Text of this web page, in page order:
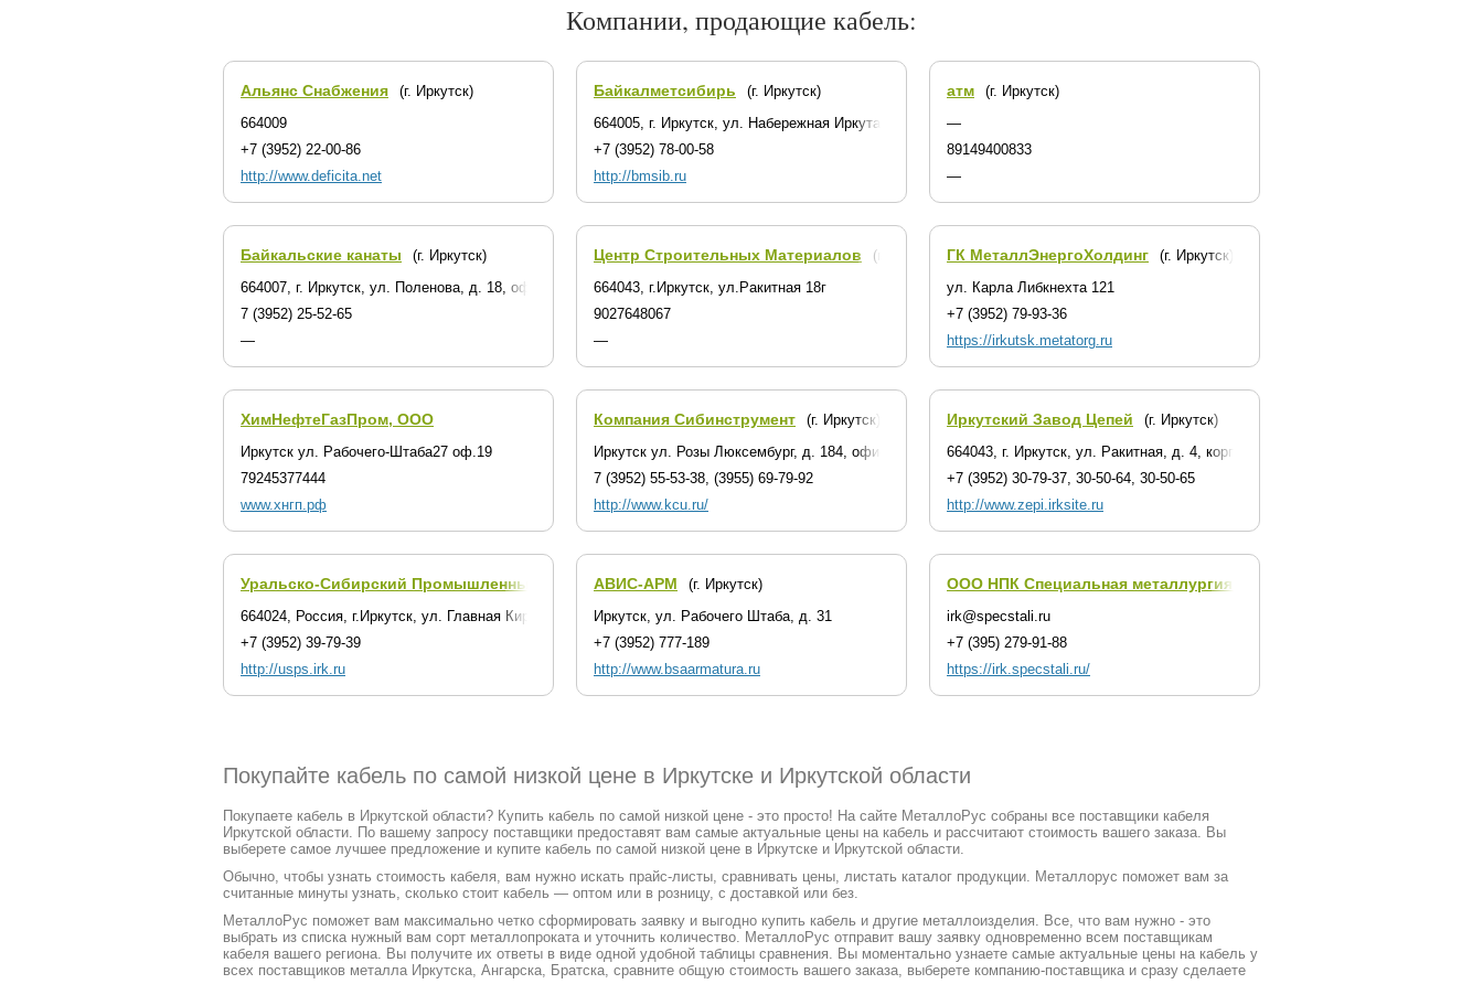
Компании, продающие кабель:
Альянс Снабжения
(г. Иркутск)
664009
+7 (3952) 22-00-86
http://www.deficita.net
Байкалметсибирь
(г. Иркутск)
664005, г. Иркутск, ул. Набережная Иркута, 1А
+7 (3952) 78-00-58
http://bmsib.ru
атм
(г. Иркутск)
—
89149400833
—
Байкальские канаты
(г. Иркутск)
664007, г. Иркутск, ул. Поленова, д. 18, оф. 318
7 (3952) 25-52-65
—
Центр Строительных Материалов
(г. Иркутск)
664043, г.Иркутск, ул.Ракитная 18г
9027648067
—
ГК МеталлЭнергоХолдинг
(г. Иркутск)
ул. Карла Либкнехта 121
+7 (3952) 79-93-36
https://irkutsk.metatorg.ru
ХимНефтеГазПром, ООО
Иркутск ул. Рабочего-Штаба27 оф.19
79245377444
www.хнгп.рф
Компания Сибинструмент
(г. Иркутск)
Иркутск ул. Розы Люксембург, д. 184, офис 215
7 (3952) 55-53-38, (3955) 69-79-92
http://www.kcu.ru/
Иркутский Завод Цепей
(г. Иркутск)
664043, г. Иркутск, ул. Ракитная, д. 4, корп. 1
+7 (3952) 30-79-37, 30-50-64, 30-50-65
http://www.zepi.irksite.ru
Уральско-Сибирский Промышленный Союз
(г. Иркутск)
664024, Россия, г.Иркутск, ул. Главная Кировская, д. 47
+7 (3952) 39-79-39
http://usps.irk.ru
АВИС-АРМ
(г. Иркутск)
Иркутск, ул. Рабочего Штаба, д. 31
+7 (3952) 777-189
http://www.bsaarmatura.ru
ООО НПК Специальная металлургия - Иркутск
irk@specstali.ru
+7 (395) 279-91-88
https://irk.specstali.ru/
Покупайте кабель по самой низкой цене в Иркутске и Иркутской области
Покупаете кабель в Иркутской области? Купить кабель по самой низкой цене - это просто! На сайте МеталлоРус собраны все поставщики кабеля
Иркутской области. По вашему запросу поставщики предоставят вам самые актуальные цены на кабель и рассчитают стоимость вашего заказа. Вы
выберете самое лучшее предложение и купите кабель по самой низкой цене в Иркутске и Иркутской области.
Обычно, чтобы узнать стоимость кабеля, вам нужно искать прайс-листы, сравнивать цены, листать каталог продукции. Металлорус поможет вам за
считанные минуты узнать, сколько стоит кабель — оптом или в розницу, с доставкой или без.
МеталлоРус поможет вам максимально четко сформировать заявку и выгодно купить кабель и другие металлоизделия. Все, что вам нужно - это
выбрать из списка нужный вам сорт металлопроката и уточнить количество. МеталлоРус отправит вашу заявку одновременно всем поставщикам
кабеля вашего региона. Вы получите их ответы в виде одной удобной таблицы сравнения. Вы моментально узнаете самые актуальные цены на кабель у
всех поставщиков металла Иркутска, Ангарска, Братска, сравните общую стоимость вашего заказа, выберете компанию-поставщика и сразу сделаете